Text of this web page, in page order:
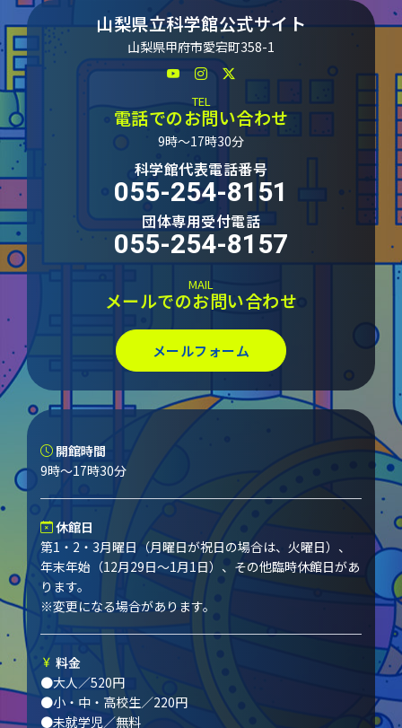
山梨県立科学館公式サイト
山梨県甲府市愛宕町358-1
TEL
電話でのお問い合わせ
9時～17時30分
科学館代表電話番号
055-254-8151
団体専用受付電話
055-254-8157
MAIL
メールでのお問い合わせ
メールフォーム
開館時間
9時～17時30分
休館日
第1・2・3月曜日（月曜日が祝日の場合は、火曜日）、
年末年始（12月29日～1月1日）、その他臨時休館日があ
ります。
※変更になる場合があります。
料金
●大人／520円
●小・中・高校生／220円
●未就学児／無料